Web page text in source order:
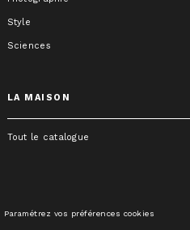
Style
Sciences
LA MAISON
Tout le catalogue
Paramétrez vos préférences cookies